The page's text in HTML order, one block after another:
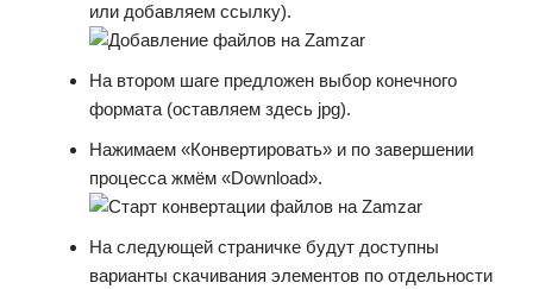
или добавляем ссылку).
На втором шаге предложен выбор конечного
формата (оставляем здесь jpg).
Нажимаем «Конвертировать» и по завершении
процесса жмём «Download».
На следующей страничке будут доступны
варианты скачивания элементов по отдельности